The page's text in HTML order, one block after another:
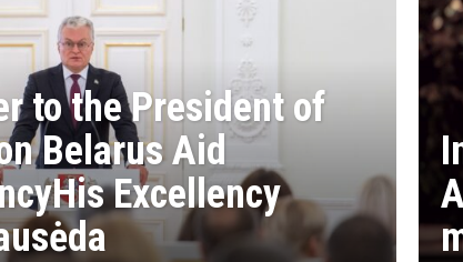
to the President of
Belarus Aid
Excellency